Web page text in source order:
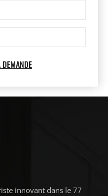
DEMANDE
innovant dans le 77